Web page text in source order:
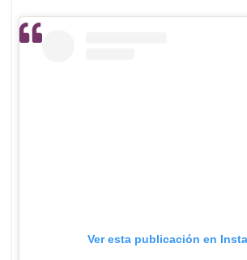
Ver esta publicación en